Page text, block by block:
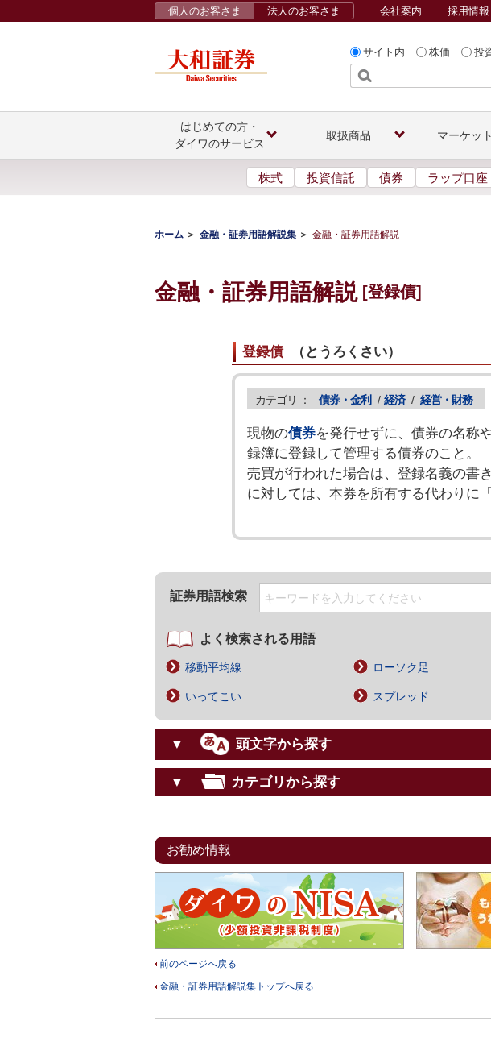
サイト内 株価 投
個人のお客さま 法人のお客さま 会社案内 採用情報
はじめての方・
ダイワのサービス
取扱商品 マーケッ
株式 投資信託 債券 ラップ口座
ホーム 金融・証券用語解説集 金融・証券用語解説
金融・証券用語解説 [登録債]
登録債（ とうろくさい）
カテゴリ ： 債券・金利 / 経済 / 経営・財務
現物の債券を発行せずに、債券の名称
録簿に登録して管理する債券のこと。
売買が行われた場合は、登録名義の書
に対しては、本券を所有する代わりに
証券用語検索
よく検索される用語
移動平均線 ローソク足
いってこい スプレッド
▼ 頭文字から探す
▼ カテゴリから探す
お勧め情報
前のページへ戻る
金融・証券用語解説集トップへ戻る